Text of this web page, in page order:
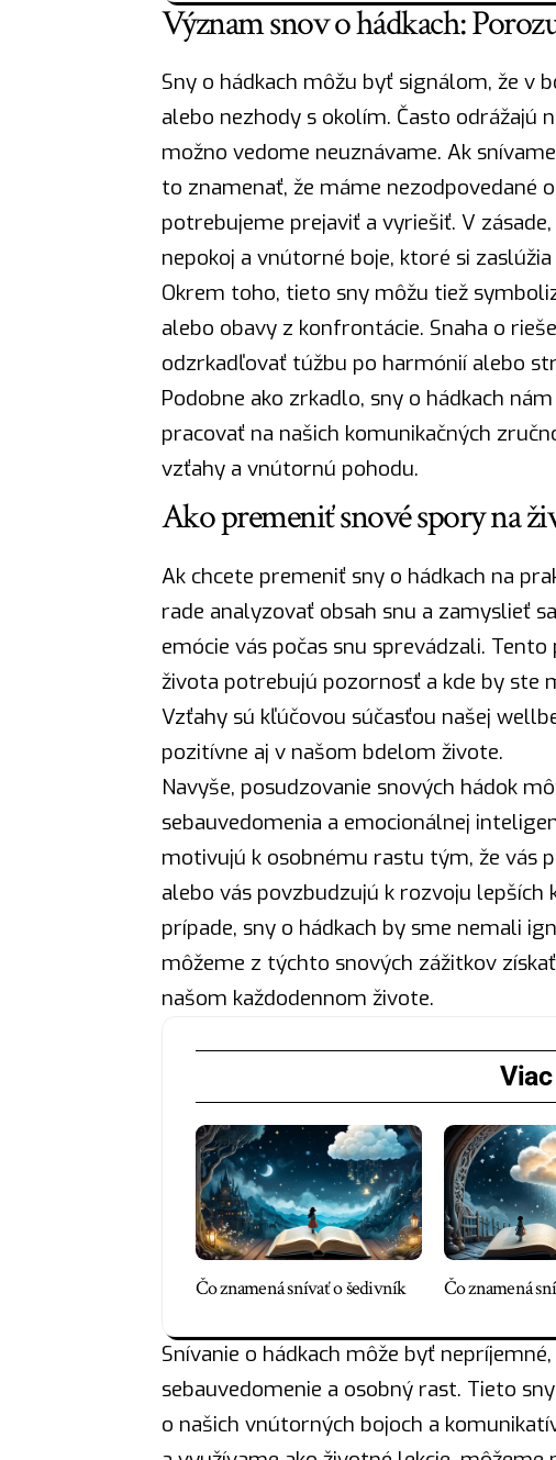
Význam snov o hádkach:
Sny o hádkach môžu byť signálom, že v
alebo nezhody s okolím. Často
možno vedome neuznávame. Ak
to znamenať, že máme nezodpovedané
potrebujeme prejaviť a vyriešiť. V
nepokoj a vnútorné boje, ktoré si
Okrem toho, tieto sny môžu tiež
alebo obavy z konfrontácie. Snaha o
odzrkadľovať túžbu po harmónií alebo
Podobne ako zrkadlo, sny o hádkach
pracovaťna našich komunikačných
vzťahy a vnútornú pohodu.
Ako premeniť snové spory na
Ak chcete premeniť sny o hádkach na
rade analyzovať obsah snu a zamyslieť
emócie vás počas snu sprevádzali.
života potrebujú pozornosť a kde by ste
Vzťahy sú kľúčovou súčasťou našej
pozitívne aj v našom bdelom živote.
Navyše, posudzovanie snových hádok
sebauvedomenia a emocionálnej
motivujú k osobnému rastu tým, že vás
alebo vás povzbudzujú k rozvoju lepších
prípade, sny o hádkach by sme nemali
môžeme z týchto snových zážitkov získať
našom každodennom živote.
Čo znamená snívať o šedivník Čo znamená
Snívanie o hádkach môže byť
sebauvedomenie a osobný rast. Tieto
o našich vnútorných bojoch a